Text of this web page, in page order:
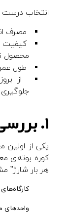
انتخاب درست
مصرف
کیفیت
محصول
طول
از
۱. بررسی ظرفیت کوره
یکی از
کوره بوته‌ای
هر بار
واحدهای